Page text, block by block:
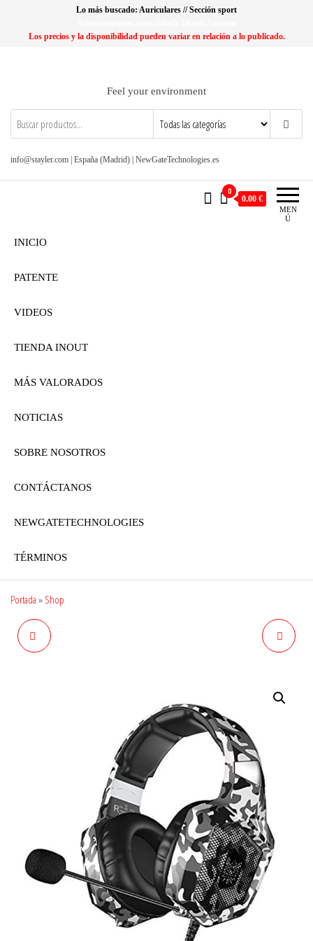
contenido
Lo más buscado: Auriculares // Sección sport
Los precios y la disponibilidad pueden variar en relación a lo publicado.
Feel your environment
info@stayler.com | España (Madrid) | NewGateTechnologies.es
MEN
Ú
0
0.00 €
INICIO
PATENTE
VIDEOS
TIENDA INOUT
MÁS VALORADOS
NOTICIAS
SOBRE NOSOTROS
CONTÁCTANOS
NEWGATETECHNOLOGIES
TÉRMINOS
Portada » Shop